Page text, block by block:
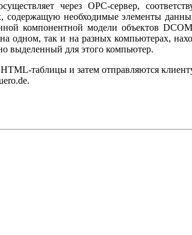
через OPC-сервер,
содержащую необходимые элементы
компонентной модели объектов
одном, так и на разных компьютерах,
выделенный для этого компьютер.
таблицы и затем отправляются